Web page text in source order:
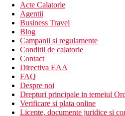
Acte Calatorie
Agentii
Business Travel
Blog
Campanii si regulamente
Conditii de calatorie
Contact
Directiva EAA
FAQ
Despre noi
Drepturi principale in temeiul
Verificare si plata online
Licente, documente juridice si